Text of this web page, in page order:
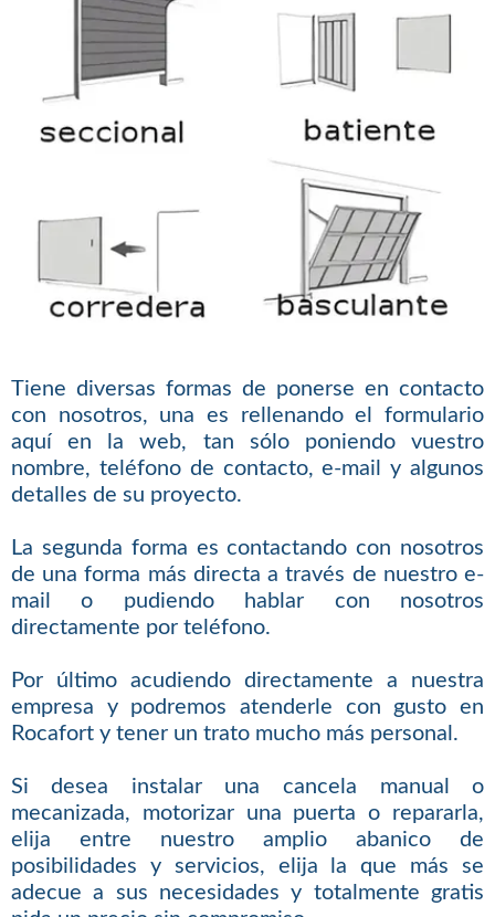
Tiene diversas formas de ponerse en contacto
con nosotros, una es rellenando el formulario
aquí en la web, tan sólo poniendo vuestro
nombre, teléfono de contacto, e-mail y algunos
detalles de su proyecto.
La segunda forma es contactando con nosotros
de una forma más directa a través de nuestro e-
mail o pudiendo hablar con nosotros
directamente por teléfono.
Por último acudiendo directamente a nuestra
empresa y podremos atenderle con gusto en
Rocafort y tener un trato mucho más personal.
Si desea instalar una cancela manual o
mecanizada, motorizar una puerta o repararla,
elija entre nuestro amplio abanico de
posibilidades y servicios, elija la que más se
adecue a sus necesidades y totalmente gratis